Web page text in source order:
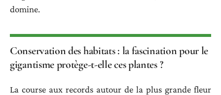
domine.
Conservation des habitats : la fascination pour le
gigantisme protège-t-elle ces plantes ?
La course aux records autour de la plus grande fleur